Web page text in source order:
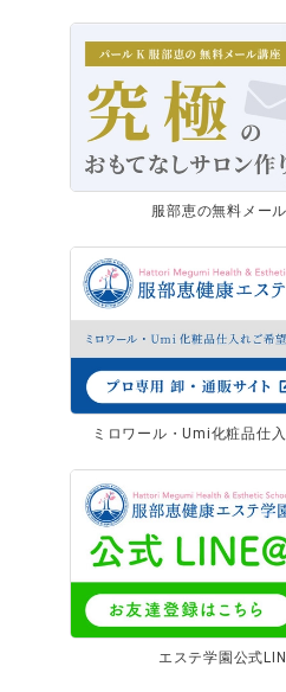
服部恵の無料メー
ミロワール・Umi化粧品仕
エステ学園公式